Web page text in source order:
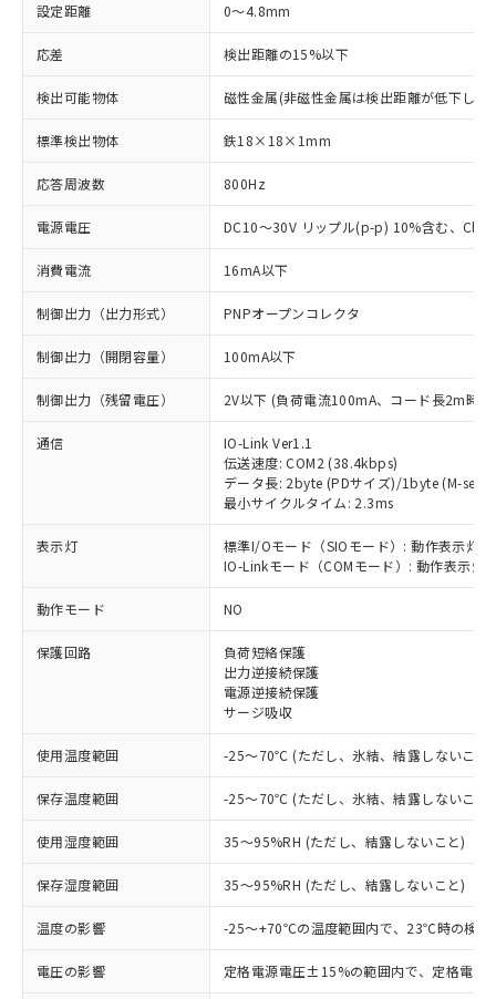
設定距離 0～4.8mm
応差 検出距離の15%以下
検出可能物体 磁性金属(非磁性金属は検出距離が低下しま
標準検出物体 鉄18×18×1mm
応答周波数 800Hz
電源電圧 DC10～30V リップル(p-p) 10%含む、
消費電流 16mA以下
制御出力（出力形式） PNPオープンコレクタ
制御出力（開閉容量） 100mA以下
制御出力（残留電圧） 2V以下 (負荷電流100mA、コード長2m時)
通信
IO-Link Ver1.1
伝送速度: COM2 (38.4kbps)
データ長: 2byte (PDサイズ)/1byte (M-
最小サイクルタイム: 2.3ms
表示灯
標準I/Oモード（SIOモード）: 動作表示灯(
IO-Linkモード（COMモード）: 動作表示
動作モード NO
保護回路
負荷短絡保護
出力逆接続保護
電源逆接続保護
サージ吸収
使用温度範囲 -25～70℃ (ただし、氷結、結露しないこと)
保存温度範囲 -25～70℃ (ただし、氷結、結露しないこと)
使用湿度範囲 35～95%RH (ただし、結露しないこと)
保存湿度範囲 35～95%RH (ただし、結露しないこと)
温度の影響 -25～+70℃の温度範囲内で、23℃時の検
電圧の影響 定格電源電圧±15%の範囲内で、定格電
ご利用条件
以下の条件をお読みいただき、同意のうえ
ご利用ください。
本サービスは、当社制御機器事業取扱
商品の当社在庫状況および標準価格
(税抜)を提供させていただくもので
当社制御機器事業取扱商品の中には、
本サービスの対象外となる商品もある
ことをご了承ください。
対応済み：EU RoHS指令（10物質）の
非含有に対応した製品が提供可能な商品で
対応予定：EU RoHS指令（10物質）の非含
有に対応した製品に切り替える予定のある
商品です。
対応予定なし：EU RoHS指令（10物質）の
非含有に非対応の商品で、対応品を出す予
定はありません。
調査・確認中：EU RoHS指令（10物質）の
非含有の対応状況を調査中または確認中の
商品です。
非該当品：ライセンス料など無形物で、有
害物質有無と関係のない商品です。
いたものが、含有品と判明した場合などや
※1 中国RoHS○×表
「○」：最大均質材料含有率が中国RoHSの
基準値以下であることを示します。
「×」：最大均質材料含有率が中国RoHSの
基準値を超えていることを示します。